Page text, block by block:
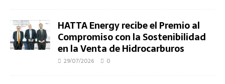
HATTA Energy recibe el Premio al
Compromiso con la Sostenibilidad
en la Venta de Hidrocarburos
29/07/2026 0